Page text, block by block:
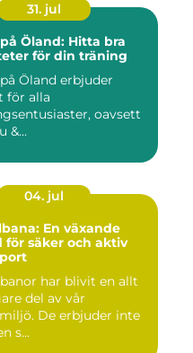
31. jul
Öland: Hitta bra
för din träning
Öland erbjuder
för alla
oavsett
&...
04. jul
En växande
för säker och aktiv
har blivit en allt
del av vår
De erbjuder inte
s...